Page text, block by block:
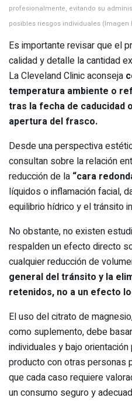
profesionalmente, evitando su
posibles riesgos individuales (Imagen
Es importante revisar que el
calidad y detalle la cantidad
La Cleveland Clinic aconseja
temperatura ambiente o
tras la fecha de caducidad
apertura del frasco.
Desde una perspectiva
consultan sobre la relación
reducción de la “cara
líquidos o inflamación facial,
equilibrio hídrico y el tránsito
No obstante, no existen
respalden un efecto directo
cualquier reducción de
general del tránsito y la
retenidos, no a un efecto
El uso del citrato de
como suplemento, debe
individuales y bajo
producto con otras personas
que cada caso requiere
un consumo seguro y